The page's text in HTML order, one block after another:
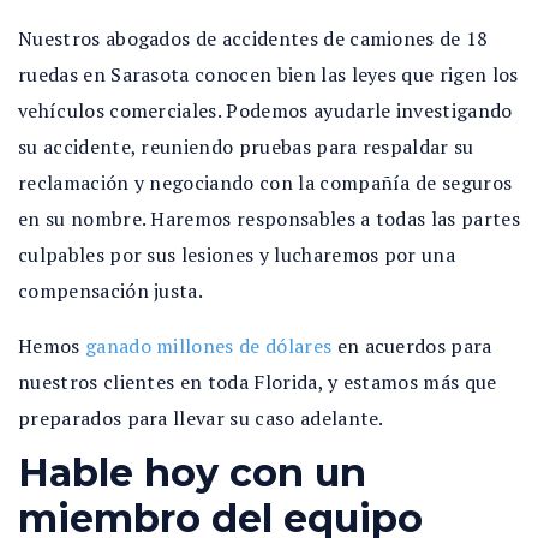
Nuestros abogados de accidentes de camiones de 18
ruedas en Sarasota conocen bien las leyes que rigen los
vehículos comerciales. Podemos ayudarle investigando
su accidente, reuniendo pruebas para respaldar su
reclamación y negociando con la compañía de seguros
en su nombre. Haremos responsables a todas las partes
culpables por sus lesiones y lucharemos por una
compensación justa.
Hemos ganado millones de dólares en acuerdos para
nuestros clientes en toda Florida, y estamos más que
preparados para llevar su caso adelante.
Hable hoy con un
miembro del equipo